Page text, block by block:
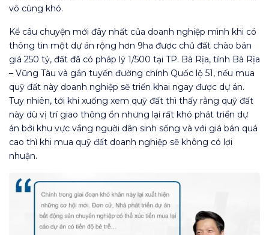
vô cùng khó.
Kể câu chuyện mới đây nhất của doanh nghiệp mình khi có
thông tin một dự án rộng hơn 9ha được chủ đất chào bán
giá 250 tỷ, đất đã có pháp lý 1/500 tại TP. Bà Rịa, tỉnh Bà Rịa
– Vũng Tàu và gần tuyến đường chính Quốc lộ 51, nếu mua
quỹ đất này doanh nghiệp sẽ triển khai ngay được dự án.
Tuy nhiên, tới khi xuống xem quỹ đất thì thấy rằng quỹ đất
này dù vị trí giao thông ổn nhưng lại rất khó phát triển dự
án bởi khu vực vắng người dân sinh sống và với giá bán quá
cao thì khi mua quỹ đất doanh nghiệp sẽ không có lợi
nhuận.